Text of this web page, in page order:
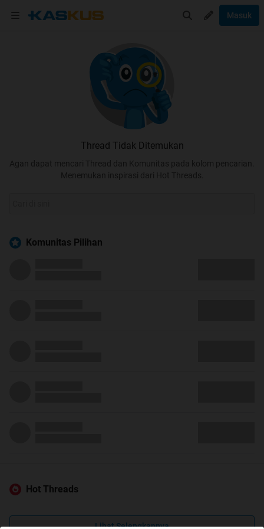
Masuk
Thread Tidak Ditemukan
Agan dapat mencari Thread dan Komunitas pada kolom pencarian.
Menemukan inspirasi dari Hot Threads.
Komunitas Pilihan
Hot Threads
Lihat Selengkapnya